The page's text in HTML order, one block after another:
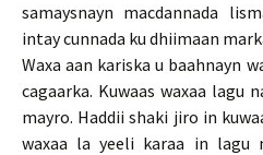
samaysnayn macdannada
intay cunnada ku dhiimaan
Waxa aan kariska u baahnayn
cagaarka. Kuwaas waxaa lagu
mayro. Haddii shaki jiro in
waxaa la yeeli karaa in lagu